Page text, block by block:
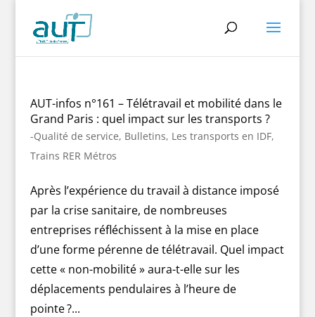
AUT-infos n°161 – Télétravail et mobilité dans le
Grand Paris : quel impact sur les transports ?
-Qualité de service, Bulletins, Les transports en IDF,
Trains RER Métros
Après l’expérience du travail à distance imposé
par la crise sanitaire, de nombreuses
entreprises réfléchissent à la mise en place
d’une forme pérenne de télétravail. Quel impact
cette « non-mobilité » aura-t-elle sur les
déplacements pendulaires à l’heure de
pointe ?...